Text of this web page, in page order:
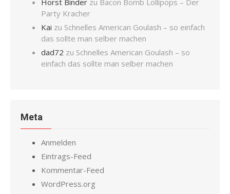
Horst Binder zu Bacon Bomb Lollipops – Der
Party Kracher
Kai zu Schnelles American Goulash – so einfach
das sollte man selber machen
dad72 zu Schnelles American Goulash – so
einfach das sollte man selber machen
Meta
Anmelden
Eintrags-Feed
Kommentar-Feed
WordPress.org